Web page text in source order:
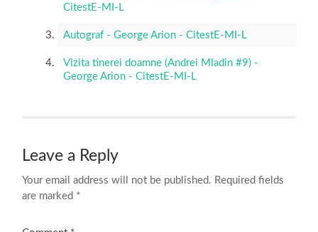
CitestE-MI-L
Autograf - George Arion - CitestE-MI-L
Vizita tinerei doamne (Andrei Mladin #9) -
George Arion - CitestE-MI-L
Leave a Reply
Your email address will not be published. Required fields
are marked *